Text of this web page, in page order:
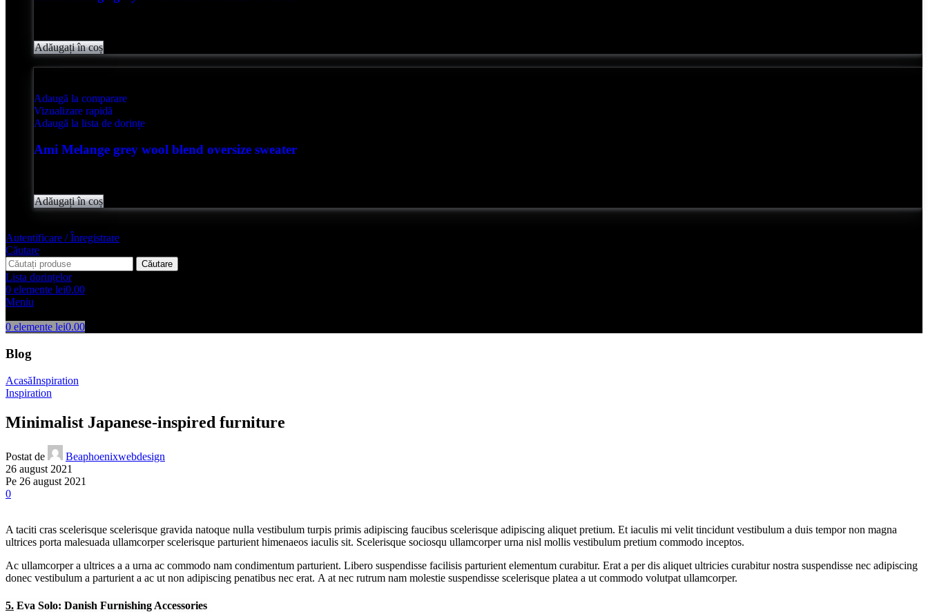
Adăugați în coș
Adaugă la comparare
Vizualizare rapidă
Adaugă la lista de dorințe
Ami Melange grey wool blend oversize sweater
Adăugați în coș
Autentificare / Înregistrare
Căutare
Căutare
Lista dorințelor
0 elemente lei0.00
Meniu
0 elemente lei0.00
Blog
AcasăInspiration
Inspiration
Minimalist Japanese-inspired furniture
Postat de
Beaphoenixwebdesign
26 august 2021
Pe 26 august 2021
0
A taciti cras scelerisque scelerisque gravida natoque nulla vestibulum turpis primis adipiscing faucibus scelerisque adipiscing aliquet pretium. Et iaculis mi velit tincidunt vestibulum a duis tempor non magna
ultrices porta malesuada ullamcorper scelerisque parturient himenaeos iaculis sit. Scelerisque sociosqu ullamcorper urna nisl mollis vestibulum pretium commodo inceptos.
Ac ullamcorper a ultrices a a urna ac commodo nam condimentum parturient. Libero suspendisse facilisis parturient elementum curabitur. Erat a per dis aliquet ultricies curabitur nostra suspendisse nec adipiscing
donec vestibulum a parturient a ac ut non adipiscing penatibus nec erat. A at nec rutrum nam molestie suspendisse scelerisque platea a ut commodo volutpat ullamcorper.
5. Eva Solo: Danish Furnishing Accessories